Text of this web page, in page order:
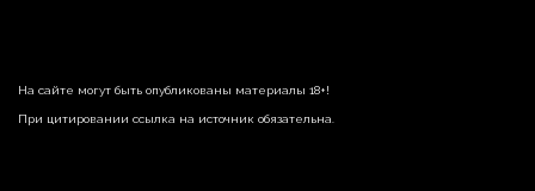
На сайте могут быть опубликованы материалы 18+!
При цитировании ссылка на источник обязательна.